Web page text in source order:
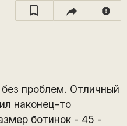
report
проблем. Отличный
наконец-то
ботинок - 45 -